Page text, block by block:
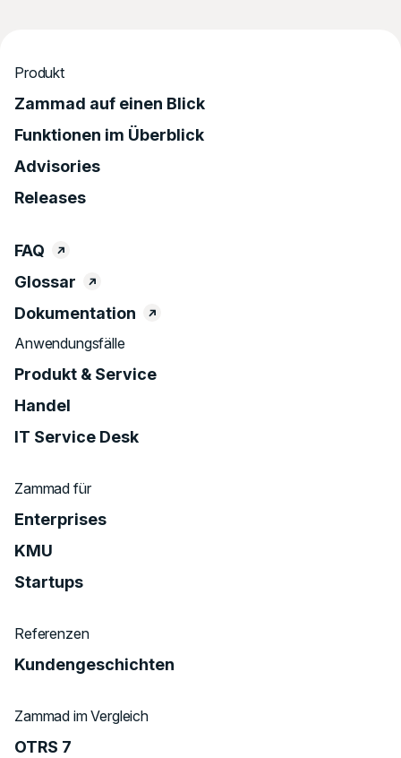
Produkt
Zammad auf einen Blick
Funktionen im Überblick
Advisories
Releases
FAQ
Glossar
Dokumentation
Anwendungsfälle
Produkt & Service
Handel
IT Service Desk
Zammad für
Enterprises
KMU
Startups
Referenzen
Kundengeschichten
Zammad im Vergleich
OTRS 7